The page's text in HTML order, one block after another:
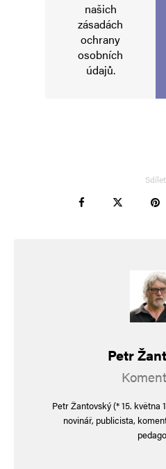
Informujte mě o nových příspěvcích e-
Alternative:
našich
zásadách
ochrany
osobních
údajů.
Sdílet
Petr
Petr Žantovský (* 15. května
novinář, publicista,